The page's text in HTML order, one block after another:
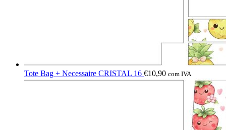
Tote Bag + Necessaire CRISTAL 16 €10,90 com IVA